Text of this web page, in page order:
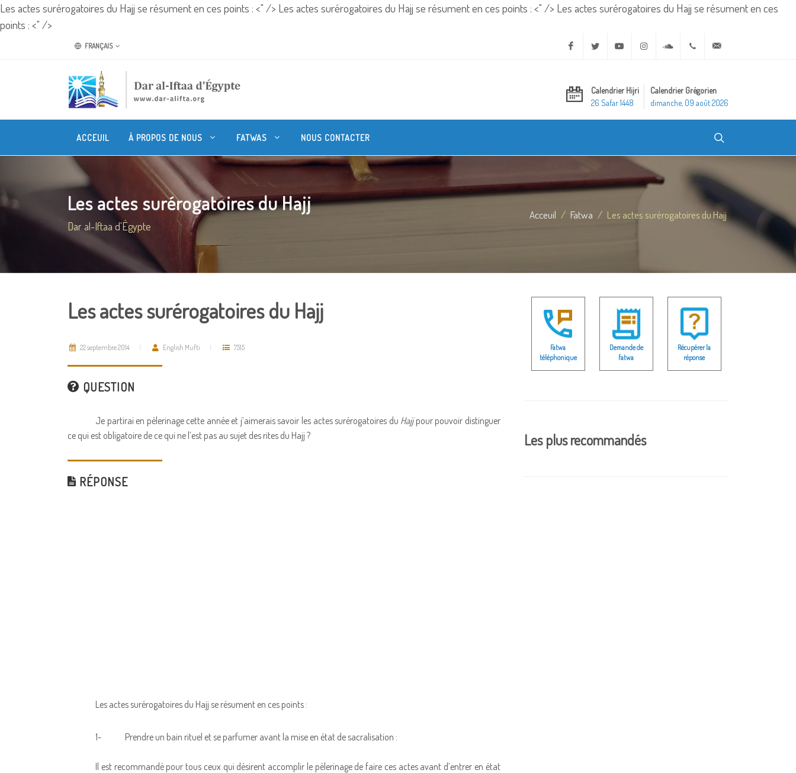
Les actes surérogatoires du Hajj se résument en ces points : <" /> Les actes surérogatoires du Hajj se résument en ces points : <" /> Les actes surérogatoires du Hajj se résument en ces
points : <" />
FRANÇAIS Facebook Twitter Youtube Instagram Soundcloud+20 2 25970400
Calendrier Hijri
26 Safar 1448
Calendrier Grégorien
dimanche, 09 août 2026
ACCEUIL À PROPOS DE NOUS FATWAS NOUS CONTACTER
Les actes surérogatoires du Hajj
Dar al-Iftaa d'Égypte
Acceuil Fatwa Les actes surérogatoires du Hajj
Les actes surérogatoires du Hajj
22 septembre 2014 English Mufti 7515
QUESTION
Je partirai en pèlerinage cette année et j’aimerais savoir les actes surérogatoires du Hajjpour pouvoir distinguer
ce qui est obligatoire de ce qui ne l’est pas au sujet des rites du Hajj ?
RÉPONSE
Les actes surérogatoires du Hajj se résument en ces points :
1- Prendre un bain rituel et se parfumer avant la mise en état de sacralisation :
Il est recommandé pour tous ceux qui désirent accomplir le pèlerinage de faire ces actes avant d’entrer en état
Fatwa
téléphonique
Demande de
fatwa
Récupérer la
réponse
Les plus recommandés